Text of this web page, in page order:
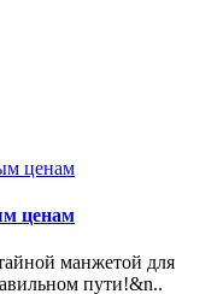
ценам
манжетой для
пути!&n..